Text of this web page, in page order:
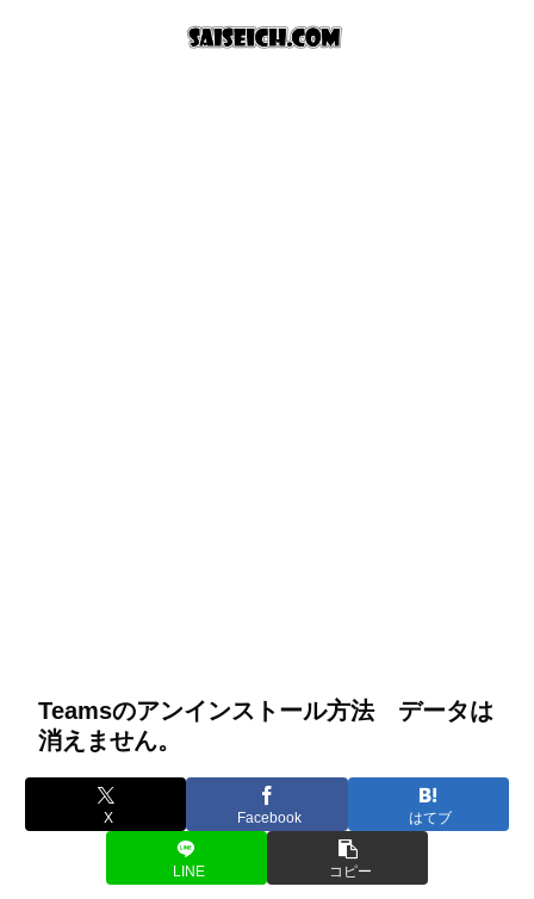
Teamsのアンインストール方法 データは
消えません。
X Facebook はてブ
LINE コピー